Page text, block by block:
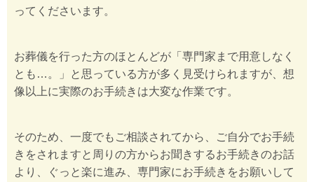
ってくださいます。
お葬儀を行った方のほとんどが「専門家まで用意しなく
とも…。」と思っている方が多く見受けられますが、想
像以上に実際のお手続きは大変な作業です。
そのため、一度でもご相談されてから、ご自分でお手続
きをされますと周りの方からお聞きするお手続きのお話
より、ぐっと楽に進み、専門家にお手続きをお願いして